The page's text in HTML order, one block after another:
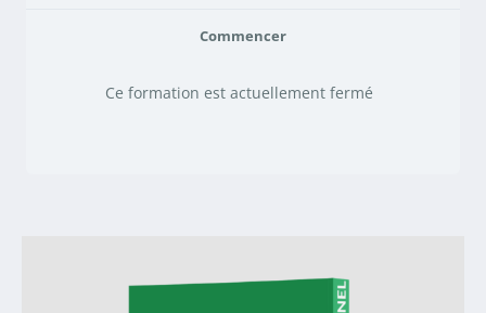
Commencer
Ce formation est actuellement fermé